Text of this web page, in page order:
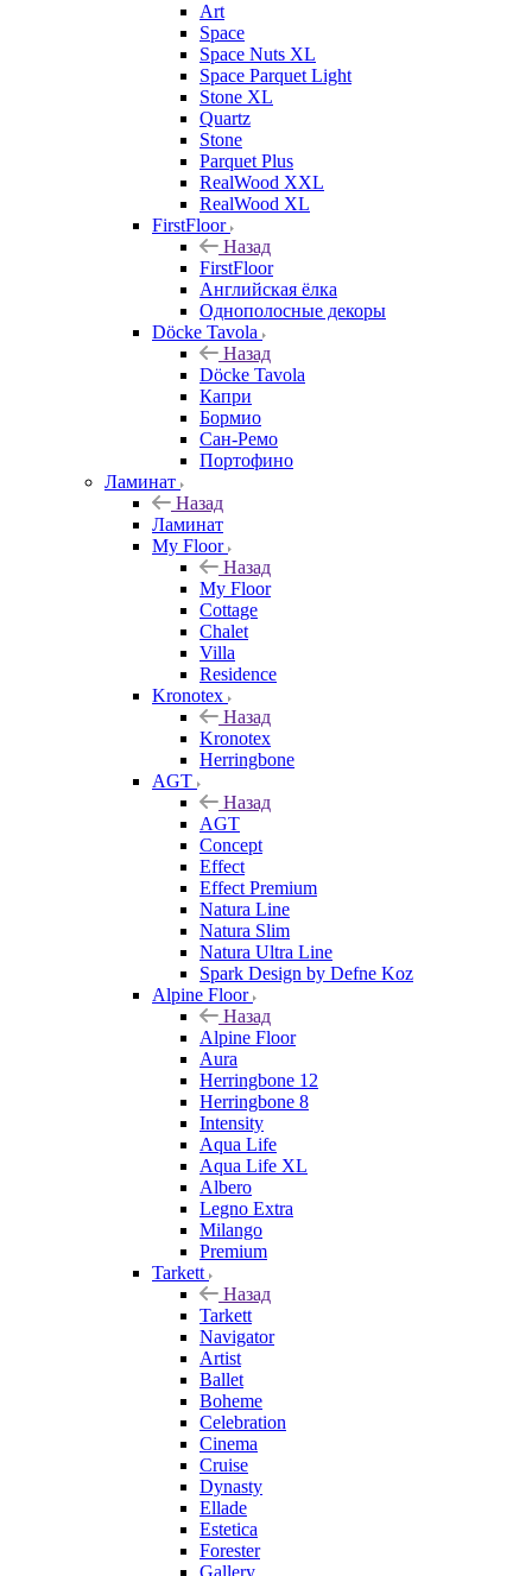
Art
Space
Space Nuts XL
Space Parquet Light
Stone XL
Quartz
Stone
Parquet Plus
RealWood XXL
RealWood XL
FirstFloor
Назад
FirstFloor
Английская ёлка
Однополосные декоры
Döcke Tavola
Назад
Döcke Tavola
Капри
Бормио
Сан-Ремо
Портофино
Ламинат
Назад
Ламинат
My Floor
Назад
My Floor
Cottage
Chalet
Villa
Residence
Kronotex
Назад
Kronotex
Herringbone
AGT
Назад
AGT
Concept
Effect
Effect Premium
Natura Line
Natura Slim
Natura Ultra Line
Spark Design by Defne Koz
Alpine Floor
Назад
Alpine Floor
Aura
Herringbone 12
Herringbone 8
Intensity
Aqua Life
Aqua Life XL
Albero
Legno Extra
Milango
Premium
Tarkett
Назад
Tarkett
Navigator
Artist
Ballet
Boheme
Celebration
Cinema
Cruise
Dynasty
Ellade
Estetica
Forester
Gallery